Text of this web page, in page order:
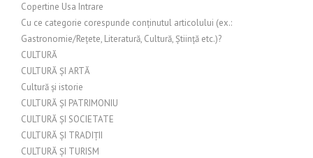
Copertine Usa Intrare
Cu ce categorie corespunde conținutul articolului (ex.:
Gastronomie/Rețete, Literatură, Cultură, Știință etc.)?
CULTURĂ
CULTURĂ ȘI ARTĂ
Cultură și istorie
CULTURĂ ȘI PATRIMONIU
CULTURĂ ȘI SOCIETATE
CULTURĂ ȘI TRADIȚII
CULTURĂ ȘI TURISM